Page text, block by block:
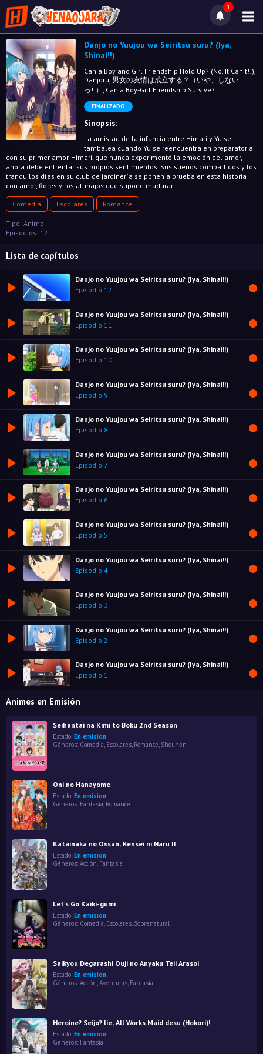
1
Danjo no Yuujou wa Seiritsu suru? (Iya,
Shinai!!)
Can a Boy and Girl Friendship Hold Up? (No, It Can't!!),
Danjoru, 男女の友情は成立する？（いや、しない
っ!!）, Can a Boy-Girl Friendship Survive?
FINALIZADO
Sinopsis:
La amistad de la infancia entre Himari y Yu se
tambalea cuando Yu se reencuentra en preparatoria
con su primer amor. Himari, que nunca experimentó la emoción del amor,
ahora debe enfrentar sus propios sentimientos. Sus sueños compartidos y los
tranquilos días en su club de jardinería se ponen a prueba en esta historia
con amor, flores y los altibajos que supone madurar.
Comedia Escolares Romance
Tipo: Anime
Episodios: 12
Lista de capítulos
Danjo no Yuujou wa Seiritsu suru? (Iya, Shinai!!)
Episodio 12
Danjo no Yuujou wa Seiritsu suru? (Iya, Shinai!!)
Episodio 11
Danjo no Yuujou wa Seiritsu suru? (Iya, Shinai!!)
Episodio 10
Danjo no Yuujou wa Seiritsu suru? (Iya, Shinai!!)
Episodio 9
Danjo no Yuujou wa Seiritsu suru? (Iya, Shinai!!)
Episodio 8
Danjo no Yuujou wa Seiritsu suru? (Iya, Shinai!!)
Episodio 7
Danjo no Yuujou wa Seiritsu suru? (Iya, Shinai!!)
Episodio 6
Danjo no Yuujou wa Seiritsu suru? (Iya, Shinai!!)
Episodio 5
Danjo no Yuujou wa Seiritsu suru? (Iya, Shinai!!)
Episodio 4
Danjo no Yuujou wa Seiritsu suru? (Iya, Shinai!!)
Episodio 3
Danjo no Yuujou wa Seiritsu suru? (Iya, Shinai!!)
Episodio 2
Danjo no Yuujou wa Seiritsu suru? (Iya, Shinai!!)
Episodio 1
Animes en Emisión
Seihantai na Kimi to Boku 2nd Season
Estado: En emision
Géneros: Comedia Escolares Romance Shounen
Oni no Hanayome
Estado: En emision
Géneros: Fantasía, Romance
Katainaka no Ossan, Kensei ni Naru II
Estado: En emision
Géneros: Acción, Fantasía
Let's Go Kaiki-gumi
Estado: En emision
Géneros: Comedia Escolares Sobrenatural
Saikyou Degarashi Ouji no Anyaku Teii Arasoi
Estado: En emision
Géneros: Acción,Aventuras, Fantasía
Heroine? Seijo? Iie, All Works Maid desu (Hokori)!
Estado: En emision
Géneros: Fantasía